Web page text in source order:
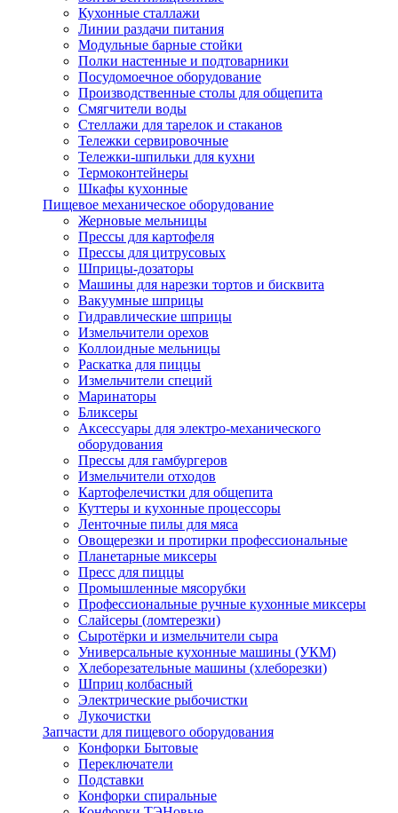
Кухонные сталлажи
Линии раздачи питания
Модульные барные стойки
Полки настенные и подтоварники
Посудомоечное оборудование
Производственные столы для общепита
Смягчители воды
Стеллажи для тарелок и стаканов
Тележки сервировочные
Тележки-шпильки для кухни
Термоконтейнеры
Шкафы кухонные
Пищевое механическое оборудование
Жерновые мельницы
Прессы для картофеля
Прессы для цитрусовых
Шприцы-дозаторы
Машины для нарезки тортов и бисквита
Вакуумные шприцы
Гидравлические шприцы
Измельчители орехов
Коллоидные мельницы
Раскатка для пиццы
Измельчители специй
Маринаторы
Бликсеры
Аксессуары для электро-механического
оборудования
Прессы для гамбургеров
Измельчители отходов
Картофелечистки для общепита
Куттеры и кухонные процессоры
Ленточные пилы для мяса
Овощерезки и протирки профессиональные
Планетарные миксеры
Пресс для пиццы
Промышленные мясорубки
Профессиональные ручные кухонные миксеры
Слайсеры (ломтерезки)
Сыротёрки и измельчители сыра
Универсальные кухонные машины (УКМ)
Хлеборезательные машины (хлеборезки)
Шприц колбасный
Электрические рыбочистки
Лукочистки
Запчасти для пищевого оборудования
Конфорки Бытовые
Переключатели
Подставки
Конфорки спиральные